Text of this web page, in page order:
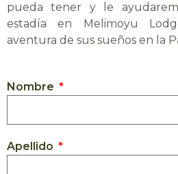
pueda tener y le
estadía en Melimoyu
aventura de sus sueños en la
Nombre
Apellido